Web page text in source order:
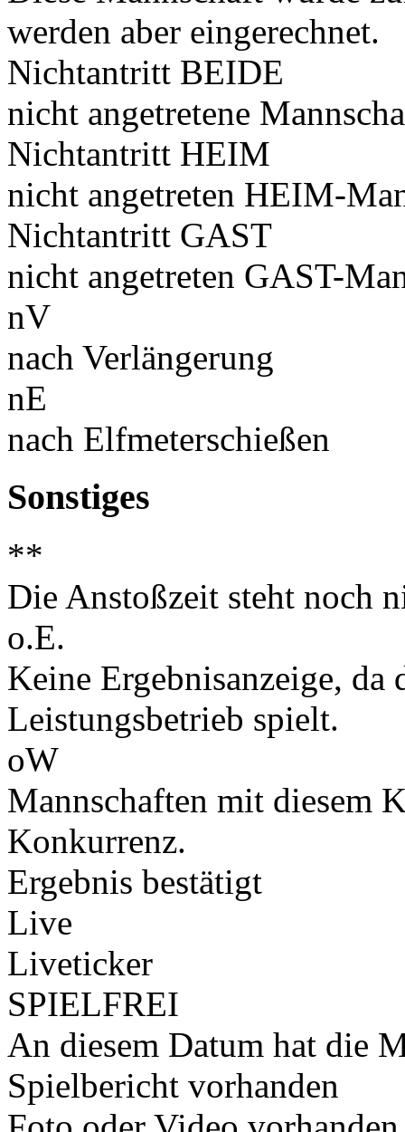
werden aber eingerechnet.
Nichtantritt BEIDE
nicht angetretene
Nichtantritt HEIM
nicht angetreten HEIM-
Nichtantritt GAST
nicht angetreten GAST-
nV
nach Verlängerung
nE
nach Elfmeterschießen
Sonstiges
**
Die Anstoßzeit steht noch
o.E.
Keine Ergebnisanzeige,
Leistungsbetrieb spielt.
oW
Mannschaften mit diesem
Konkurrenz.
Ergebnis bestätigt
Live
Liveticker
SPIELFREI
An diesem Datum hat die
Spielbericht vorhanden